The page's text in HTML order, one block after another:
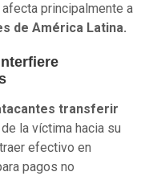
afecta principalmente a
de América Latina.
transferir
la víctima hacia su
efectivo en
pagos no